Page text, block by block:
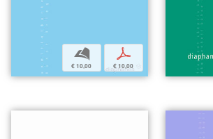
b
€ 10,00
p
€ 10,00